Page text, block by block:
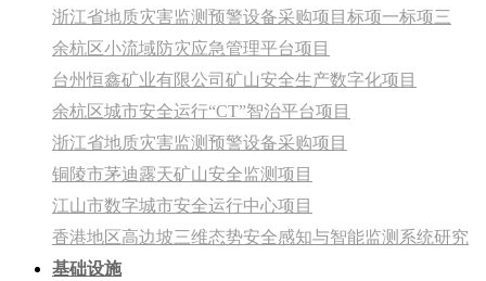
浙江省地质灾害监测预警设备采购项目标项一标项三
余杭区小流域防灾应急管理平台项目
台州恒鑫矿业有限公司矿山安全生产数字化项目
余杭区城市安全运行“CT”智治平台项目
浙江省地质灾害监测预警设备采购项目
铜陵市茅迪露天矿山安全监测项目
江山市数字城市安全运行中心项目
香港地区高边坡三维态势安全感知与智能监测系统研究
基础设施